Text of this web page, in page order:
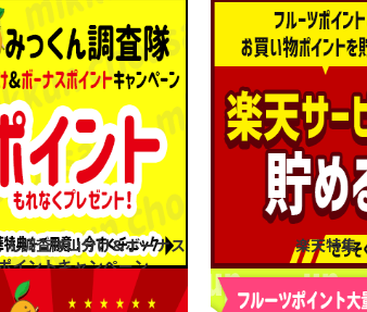
ん調査隊山分け&ボーナス
イントキャンペーン
楽天特集